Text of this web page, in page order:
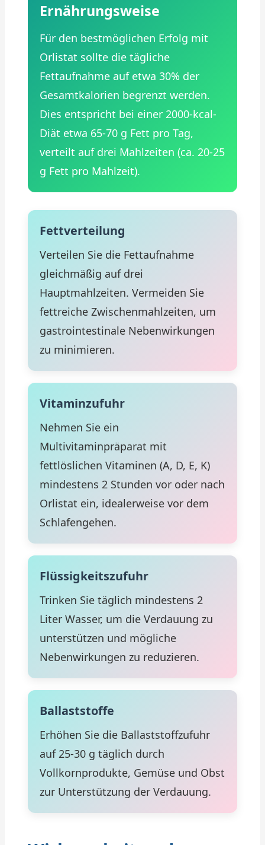
Ernährungsweise
Für den bestmöglichen Erfolg mit
Orlistat sollte die tägliche
Fettaufnahme auf etwa 30% der
Gesamtkalorien begrenzt werden.
Dies entspricht bei einer 2000-kcal-
Diät etwa 65-70 g Fett pro Tag,
verteilt auf drei Mahlzeiten (ca. 20-25
g Fett pro Mahlzeit).
Fettverteilung
Verteilen Sie die Fettaufnahme
gleichmäßig auf drei
Hauptmahlzeiten. Vermeiden Sie
fettreiche Zwischenmahlzeiten, um
gastrointestinale Nebenwirkungen
zu minimieren.
Vitaminzufuhr
Nehmen Sie ein
Multivitaminpräparat mit
fettlöslichen Vitaminen (A, D, E, K)
mindestens 2 Stunden vor oder nach
Orlistat ein, idealerweise vor dem
Schlafengehen.
Flüssigkeitszufuhr
Trinken Sie täglich mindestens 2
Liter Wasser, um die Verdauung zu
unterstützen und mögliche
Nebenwirkungen zu reduzieren.
Ballaststoffe
Erhöhen Sie die Ballaststoffzufuhr
auf 25-30 g täglich durch
Vollkornprodukte, Gemüse und Obst
zur Unterstützung der Verdauung.